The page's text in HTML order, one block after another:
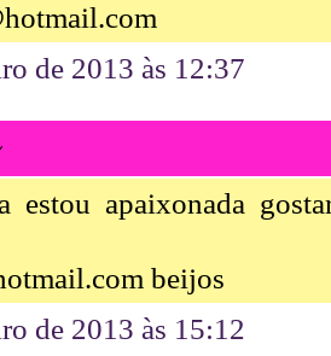
de 2013 às 12:37
estou apaixonada
beijos
de 2013 às 15:12